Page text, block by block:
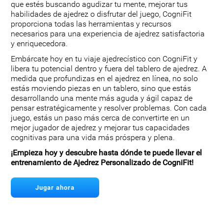
que estés buscando agudizar tu mente, mejorar tus
habilidades de ajedrez o disfrutar del juego, CogniFit
proporciona todas las herramientas y recursos
necesarios para una experiencia de ajedrez satisfactoria
y enriquecedora.
Embárcate hoy en tu viaje ajedrecístico con CogniFit y
libera tu potencial dentro y fuera del tablero de ajedrez. A
medida que profundizas en el ajedrez en línea, no solo
estás moviendo piezas en un tablero, sino que estás
desarrollando una mente más aguda y ágil capaz de
pensar estratégicamente y resolver problemas. Con cada
juego, estás un paso más cerca de convertirte en un
mejor jugador de ajedrez y mejorar tus capacidades
cognitivas para una vida más próspera y plena.
¡Empieza hoy y descubre hasta dónde te puede llevar el
entrenamiento de Ajedrez Personalizado de CogniFit!
Jugar ahora